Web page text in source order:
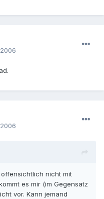
nicht mit
es mir (im Gegensatz
vor. Kann jemand